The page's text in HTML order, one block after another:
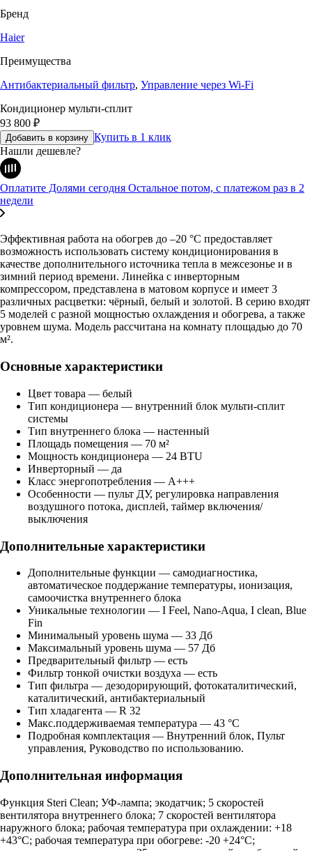
Бренд
Haier
Преимущества
Антибактериальный фильтр, Управление через Wi-Fi
Кондиционер мульти-сплит
93 800 ₽
Добавить в корзину Купить в 1 клик
Нашли дешевле?
Оплатите Долями сегодня Остальное потом, с платежом раз в 2
недели
Эффективная работа на обогрев до –20 °С предоставляет
возможность использовать систему кондиционирования в
качестве дополнительного источника тепла в межсезонье и в
зимний период времени. Линейка с инверторным
компрессором, представлена в матовом корпусе и имеет 3
различных расцветки: чёрный, белый и золотой. В cерию входят
5 моделей с разной мощностью охлаждения и обогрева, а также
уровнем шума. Модель рассчитана на комнату площадью до 70
м².
Основные характеристики
Цвет товара — белый
Тип кондиционера — внутренний блок мульти-сплит
системы
Тип внутреннего блока — настенный
Площадь помещения — 70 м²
Мощность кондиционера — 24 BTU
Инверторный — да
Класс энергопотребления — A+++
Особенности — пульт ДУ, регулировка направления
воздушного потока, дисплей, таймер включения/
выключения
Дополнительные характеристики
Дополнительные функции — самодиагностика,
автоматическое поддержание температуры, ионизация,
самоочистка внутреннего блока
Уникальные технологии — I Feel, Nano-Aqua, I clean, Blue
Fin
Минимальный уровень шума — 33 Дб
Максимальный уровень шума — 57 Дб
Предварительный фильтр — есть
Фильтр тонкой очистки воздуха — есть
Тип фильтра — дезодорирующий, фотокаталитический,
каталитический, антибактериальный
Тип хладагента — R 32
Макс.поддерживаемая температура — 43 °C
Подробная комплектация — Внутренний блок, Пульт
управления, Руководство по использованию.
Дополнительная информация
Функция Steri Clean; УФ-лампа; экодатчик; 5 скоростей
вентилятора внутреннего блока; 7 скоростей вентилятора
наружного блока; рабочая температура при охлаждении: +18
+43°С; рабочая температура при обогреве: -20 +24°С;